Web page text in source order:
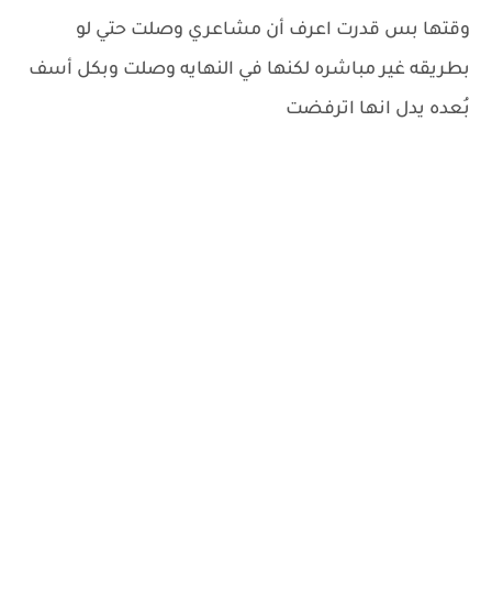
وقتها بس قدرت اعرف أن مشاعري وصلت حتي لو
بطريقه غير مباشره لكنها في النهايه وصلت وبكل أسف
بُعده يدل انها اترفضت